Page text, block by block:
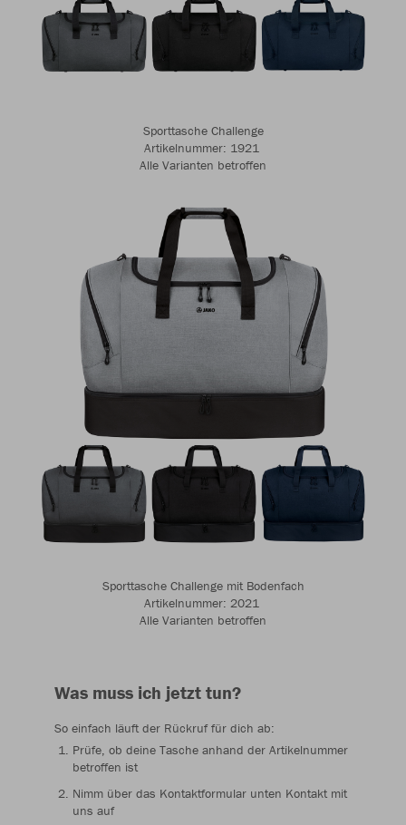
Sporttasche Challenge
Artikelnummer: 1921 ​​​​​​
Alle Varianten betroffen
Sporttasche Challenge mit Bodenfach
Artikelnummer: 2021 ​​​​​​
Alle Varianten betroffen
Was muss ich jetzt tun?
So einfach läuft der Rückruf für dich ab:
Prüfe, ob deine Tasche anhand der Artikelnummer
betroffen ist
Nimm über das Kontaktformular unten Kontakt mit
uns auf